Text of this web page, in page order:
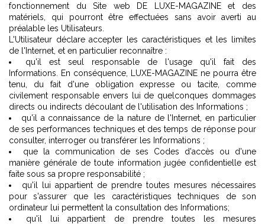
fonctionnement du Site web DE LUXE-MAGAZINE et des
matériels, qui pourront être effectuées sans avoir averti au
préalable les Utilisateurs.
L'Utilisateur déclare accepter les caractéristiques et les limites
de l'Internet, et en particulier reconnaître :
qu'il est seul responsable de l'usage qu'il fait des
Informations. En conséquence, LUXE-MAGAZINE ne pourra être
tenu, du fait d'une obligation expresse ou tacite, comme
civilement responsable envers lui de quelconques dommages
directs ou indirects découlant de l'utilisation des Informations ;
qu'il a connaissance de la nature de l'Internet, en particulier
de ses performances techniques et des temps de réponse pour
consulter, interroger ou transférer les Informations ;
que la communication de ses Codes d'accès ou d'une
manière générale de toute information jugée confidentielle est
faite sous sa propre responsabilité ;
qu'il lui appartient de prendre toutes mesures nécessaires
pour s'assurer que les caractéristiques techniques de son
ordinateur lui permettent la consultation des Informations;
qu'il lui appartient de prendre toutes les mesures